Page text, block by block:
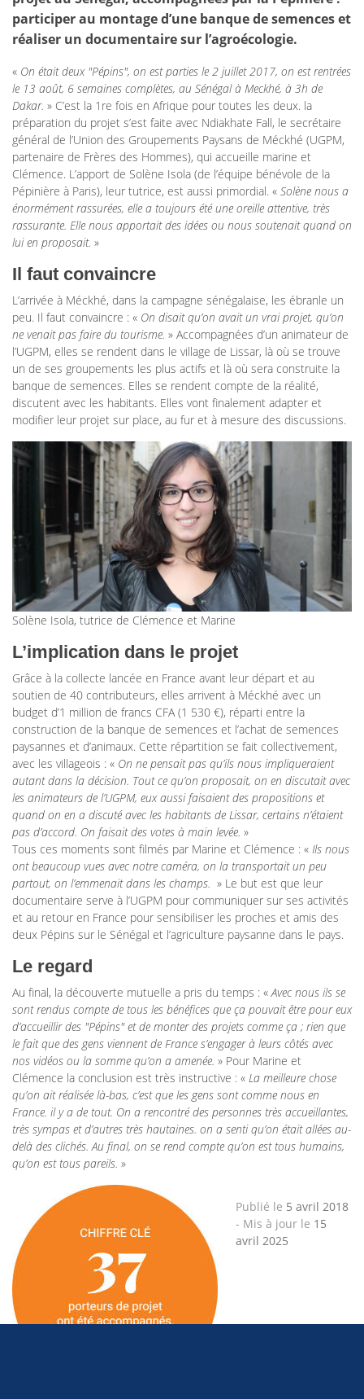
participer au montage d’une banque de semences et
réaliser un documentaire sur l’agroécologie.
« On était deux "Pépins", on est parties le 2 juillet 2017, on est rentrées
le 13 août, 6 semaines complètes, au Sénégal à Meckhé, à 3h de
Dakar. » C’est la 1re fois en Afrique pour toutes les deux. la
préparation du projet s’est faite avec Ndiakhate Fall, le secrétaire
général de l’Union des Groupements Paysans de Méckhé (UGPM,
partenaire de Frères des Hommes), qui accueille marine et
Clémence. L’apport de Solène Isola (de l’équipe bénévole de la
Pépinière à Paris), leur tutrice, est aussi primordial. « Solène nous a
énormément rassurées, elle a toujours été une oreille attentive, très
rassurante. Elle nous apportait des idées ou nous soutenait quand on
lui en proposait. »
Il faut convaincre
L’arrivée à Méckhé, dans la campagne sénégalaise, les ébranle un
peu. Il faut convaincre : « On disait qu’on avait un vrai projet, qu’on
ne venait pas faire du tourisme. » Accompagnées d’un animateur de
l’UGPM, elles se rendent dans le village de Lissar, là où se trouve
un de ses groupements les plus actifs et là où sera construite la
banque de semences. Elles se rendent compte de la réalité,
discutent avec les habitants. Elles vont finalement adapter et
modifier leur projet sur place, au fur et à mesure des discussions.
Solène Isola, tutrice de Clémence et Marine
L’implication dans le projet
Grâce à la collecte lancée en France avant leur départ et au
soutien de 40 contributeurs, elles arrivent à Méckhé avec un
budget d’1 million de francs CFA (1 530 €), réparti entre la
construction de la banque de semences et l’achat de semences
paysannes et d’animaux. Cette répartition se fait collectivement,
avec les villageois : « On ne pensait pas qu’ils nous impliqueraient
autant dans la décision. Tout ce qu’on proposait, on en discutait avec
les animateurs de l’UGPM, eux aussi faisaient des propositions et
quand on en a discuté avec les habitants de Lissar, certains n’étaient
pas d’accord. On faisait des votes à main levée. »
Tous ces moments sont filmés par Marine et Clémence : « Ils nous
ont beaucoup vues avec notre caméra, on la transportait un peu
partout, on l’emmenait dans les champs. » Le but est que leur
documentaire serve à l’UGPM pour communiquer sur ses activités
et au retour en France pour sensibiliser les proches et amis des
deux Pépins sur le Sénégal et l’agriculture paysanne dans le pays.
Le regard
Au final, la découverte mutuelle a pris du temps : «Avec nous ils se
sont rendus compte de tous les bénéfices que ça pouvait être pour eux
d’accueillir des "Pépins" et de monter des projets comme ça ; rien que
le fait que des gens viennent de France s’engager à leurs côtés avec
nos vidéos ou la somme qu’on a amenée. » Pour Marine et
Clémence la conclusion est très instructive : « La meilleure chose
qu’on ait réalisée là-bas, c’est que les gens sont comme nous en
France. il y a de tout. On a rencontré des personnes très accueillantes,
très sympas et d’autres très hautaines. on a senti qu’on était allées au-
delà des clichés. Au final, on se rend compte qu’on est tous humains,
qu’on est tous pareils. »
Publié le 5 avril 2018
- Mis à jour le 15
avril 2025